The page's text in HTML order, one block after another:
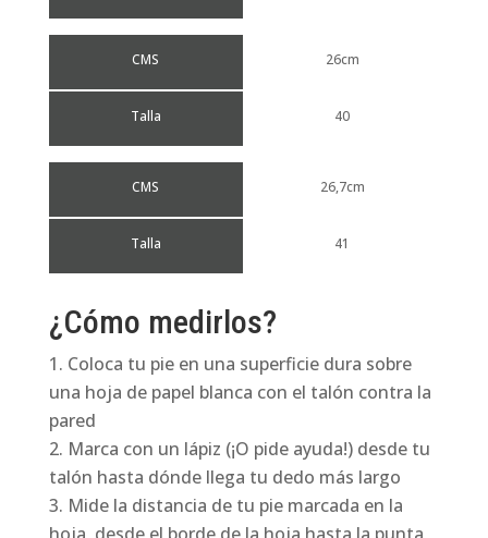
CMS
Talla
26cm
40
CMS
Talla
26,7cm
41
¿Cómo medirlos?
Coloca tu pie en una superficie dura sobre
una hoja de papel blanca con el talón contra la
pared
Marca con un lápiz (¡O pide ayuda!) desde tu
talón hasta dónde llega tu dedo más largo
Mide la distancia de tu pie marcada en la